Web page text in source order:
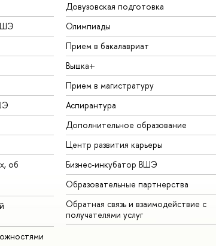
об
Довузовская подготовка
Олимпиады
Прием в бакалавриат
Вышка+
Прием в магистратуру
Аспирантура
Дополнительное образование
Центр развития карьеры
Бизнес-инкубатор ВШЭ
Образовательные партнерства
Обратная связь и взаимодействие с
получателями услуг